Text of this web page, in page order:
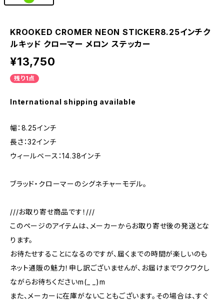
KROOKED CROMER NEON STICKER8.25インチク
ルキッド クローマー メロン ステッカー
¥13,750
残り1点
International shipping available
幅：8.25インチ
長さ：32インチ
ウィールベース：14.38インチ
ブラッド・クローマーのシグネチャーモデル。
///お取り寄せ商品です！///
このページのアイテムは、メーカーからお取り寄せ後の発送とな
ります。
お待たせすることになるのですが、届くまでの時間が楽しいのも
ネット通販の魅力！申し訳ございませんが、お届けまでワクワクし
ながらお待ちくださいm(_ _)m
また、メーカーに在庫がないこともございます。その場合は、すぐ